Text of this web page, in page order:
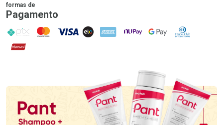
formas de
Pagamento
PIX MasterCard
VISA ELO AMEX NuPay Google PayDiners Club
Hipercard
Promoção em Destaque